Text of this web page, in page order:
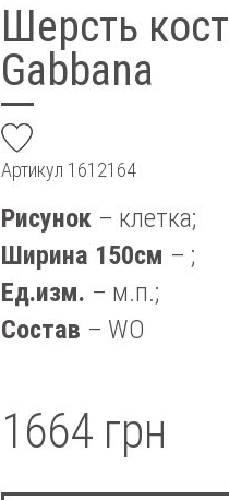
Шерсть
Gabbana
Артикул 1612164
Рисунок – клетка;
Ширина 150см – ;
Ед.изм. – м.п.;
Состав – WO
1664 грн